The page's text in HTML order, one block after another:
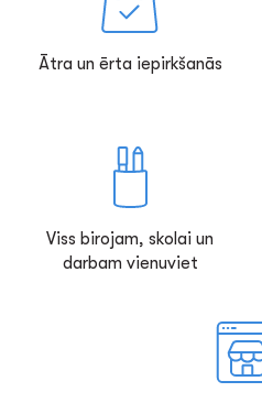
Ātra un ērta iepirkšanās
Viss birojam, skolai un
darbam vienuviet